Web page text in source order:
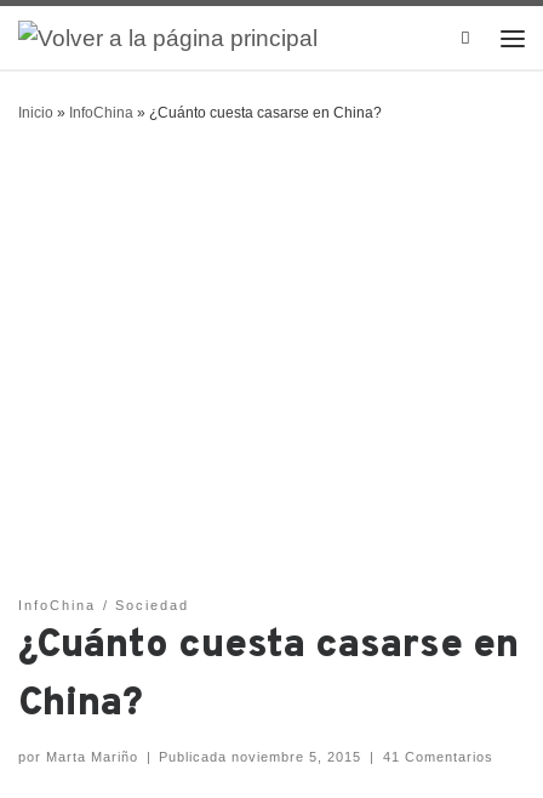
Search
Inicio » InfoChina » ¿Cuánto cuesta casarse en China?
InfoChina Sociedad
¿Cuánto cuesta casarse en
China?
por Marta Mariño Publicadanoviembre 5, 2015 41 Comentarios